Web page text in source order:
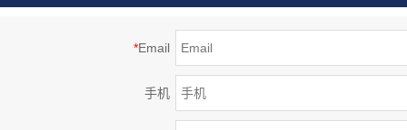
*Email
手机